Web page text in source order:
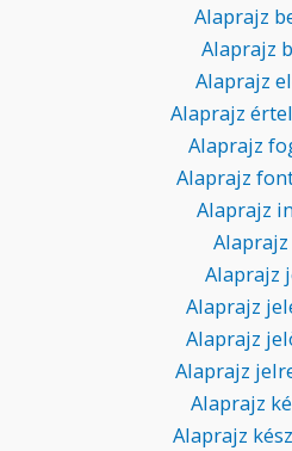
Alaprajz
Alaprajz
Alaprajz
Alaprajz
Alaprajz
Alaprajz
Alaprajz
Alaprajz
Alaprajz
Alaprajz
Alaprajz
Alaprajz
Alaprajz